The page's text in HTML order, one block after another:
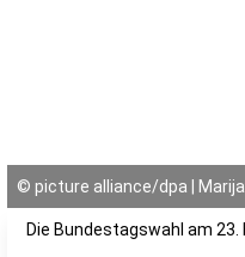
© picture alliance/dpa |
Die Bundestagswahl am